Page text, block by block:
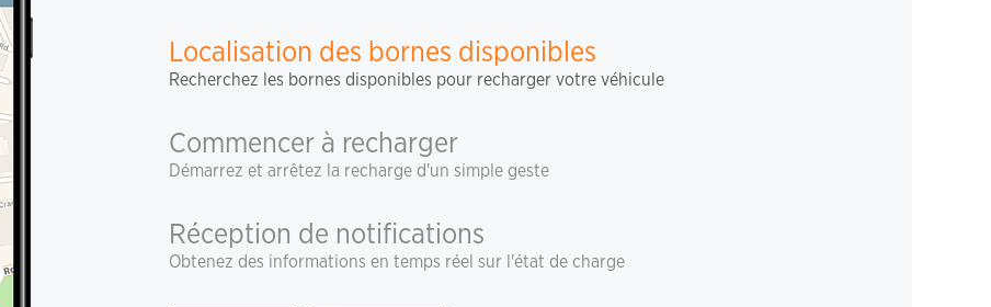
Localisation des bornes disponibles
Recherchez les bornes disponibles pour recharger votre véhicule
Commencer à recharger
Démarrez et arrêtez la recharge d'un simple geste
Réception de notifications
Obtenez des informations en temps réel sur l'état de charge